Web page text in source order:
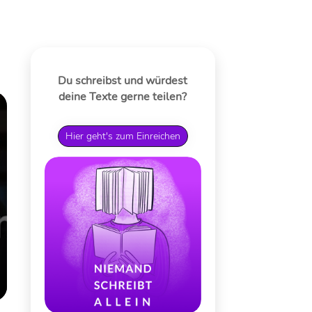
Du schreibst und würdest
deine Texte gerne teilen?
Hier geht's zum Einreichen